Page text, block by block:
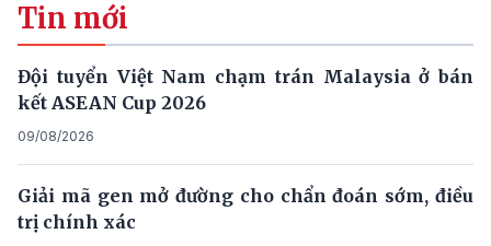
Tin mới
Đội tuyển Việt Nam chạm trán Malaysia ở bán
kết ASEAN Cup 2026
09/08/2026
Giải mã gen mở đường cho chẩn đoán sớm, điều
trị chính xác